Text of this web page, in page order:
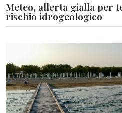
Meteo, allerta gialla per
rischio idrogeologico